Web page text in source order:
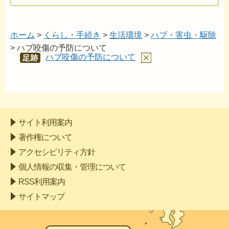
ホーム > くらし・手続き > 生活環境 > ハブ・害虫・駆除
> ハブ咬傷の予防について
あし
ハブ咬傷の予防について
サイト利用案内
著作権について
アクセシビリティ方針
個人情報の収集・管理について
RSS利用案内
サイトマップ